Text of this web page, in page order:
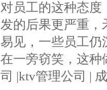
对员工的这种态
发的后果更严重
易见，一些员工
在一旁窃笑，这
司 |ktv管理公司 |